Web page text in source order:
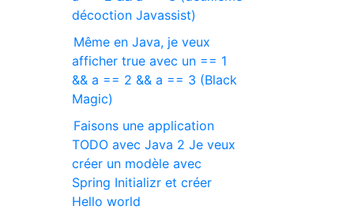
décoction Javassist)
Même en Java, je veux
afficher true avec un == 1
&& a == 2 && a == 3 (Black
Magic)
Faisons une application
TODO avec Java 2 Je veux
créer un modèle avec
Spring Initializr et créer
Hello world